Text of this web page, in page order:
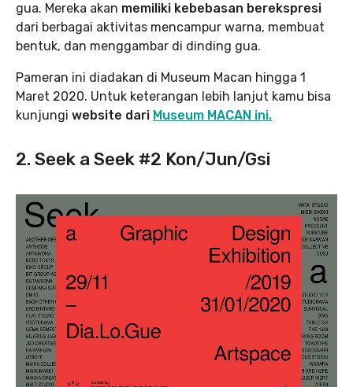
gua. Mereka akan memiliki kebebasan berekspresi
dari berbagai aktivitas mencampur warna, membuat
bentuk, dan menggambar di dinding gua.
Pameran ini diadakan di Museum Macan hingga 1
Maret 2020. Untuk keterangan lebih lanjut kamu bisa
kunjungi website dari Museum MACAN ini.
2. Seek a Seek #2 Kon/Jun/Gsi